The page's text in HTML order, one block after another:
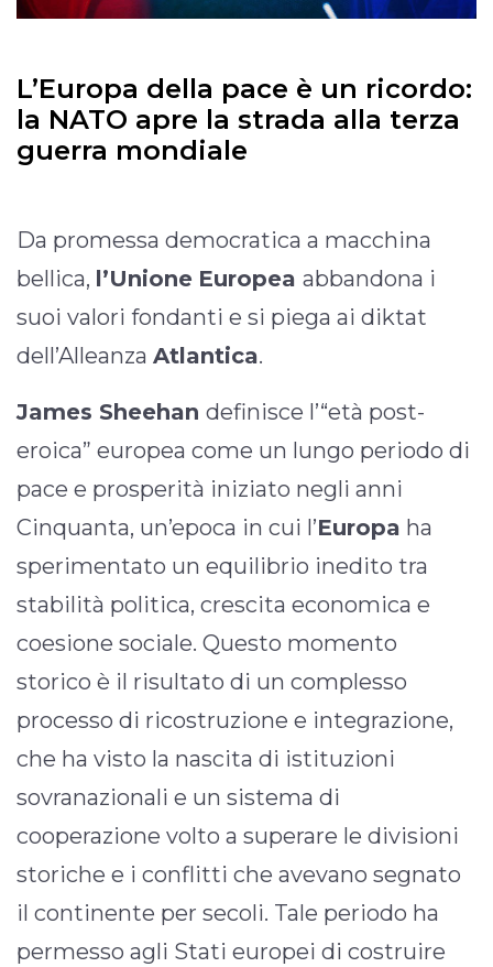
L’Europa della pace è un ricordo:
la NATO apre la strada alla terza
guerra mondiale
Da promessa democratica a macchina
bellica, l’Unione Europea abbandona i
suoi valori fondanti e si piega ai diktat
dell’Alleanza Atlantica.
James Sheehan definisce l’“età post-
eroica” europea come un lungo periodo di
pace e prosperità iniziato negli anni
Cinquanta, un’epoca in cui l’Europa ha
sperimentato un equilibrio inedito tra
stabilità politica, crescita economica e
coesione sociale. Questo momento
storico è il risultato di un complesso
processo di ricostruzione e integrazione,
che ha visto la nascita di istituzioni
sovranazionali e un sistema di
cooperazione volto a superare le divisioni
storiche e i conflitti che avevano segnato
il continente per secoli. Tale periodo ha
permesso agli Stati europei di costruire